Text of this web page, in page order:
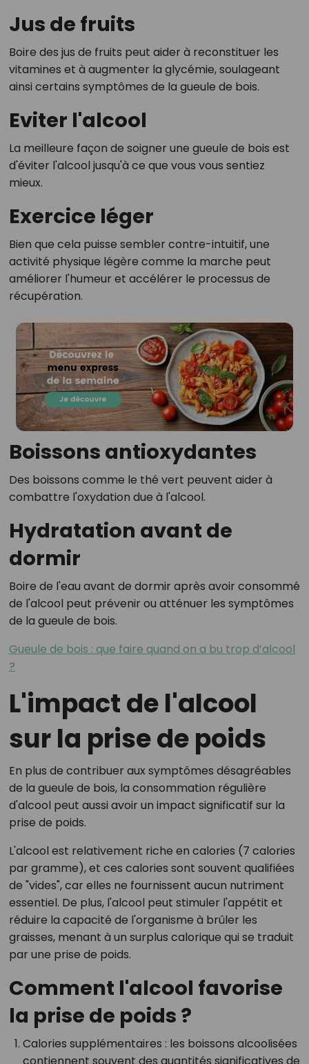
Jus de fruits
Boire des jus de fruits peut aider à reconstituer les
vitamines et à augmenter la glycémie, soulageant
ainsi certains symptômes de la gueule de bois.
Eviter l'alcool
La meilleure façon de soigner une gueule de bois est
d'éviter l'alcool jusqu'à ce que vous vous sentiez
mieux.
Exercice léger
Bien que cela puisse sembler contre-intuitif, une
activité physique légère comme la marche peut
améliorer l'humeur et accélérer le processus de
récupération.
Boissons antioxydantes
Des boissons comme le thé vert peuvent aider à
combattre l'oxydation due à l'alcool.
Hydratation avant de
dormir
Boire de l'eau avant de dormir après avoir consommé
de l'alcool peut prévenir ou atténuer les symptômes
de la gueule de bois.
Gueule de bois : que faire quand on a bu trop d’alcool
?
L'impact de l'alcool
sur la prise de poids
En plus de contribuer aux symptômes désagréables
de la gueule de bois, la consommation régulière
d'alcool peut aussi avoir un impact significatif sur la
prise de poids.
L'alcool est relativement riche en calories (7 calories
par gramme), et ces calories sont souvent qualifiées
de "vides", car elles ne fournissent aucun nutriment
essentiel. De plus, l'alcool peut stimuler l'appétit et
réduire la capacité de l'organisme à brûler les
graisses, menant à un surplus calorique qui se traduit
par une prise de poids.
Comment l'alcool favorise
la prise de poids ?
Calories supplémentaires : les boissons alcoolisées